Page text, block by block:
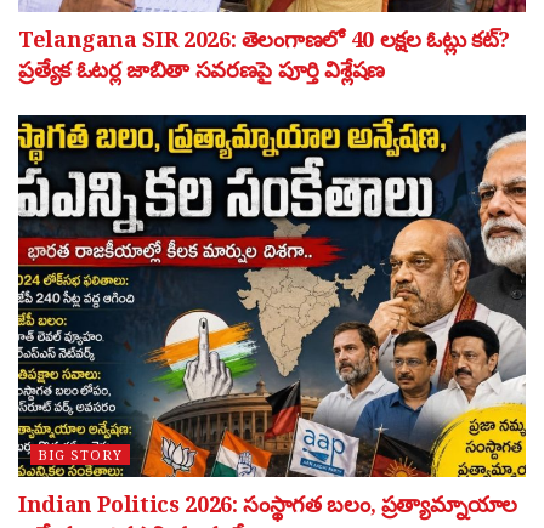
Telangana SIR 2026: తెలంగాణలో 40 లక్షల ఓట్లు కట్?
ప్రత్యేక ఓటర్ల జాబితా సవరణపై పూర్తి విశ్లేషణ
BIG STORY
Indian Politics 2026: సంస్థాగత బలం, ప్రత్యామ్నాయాల